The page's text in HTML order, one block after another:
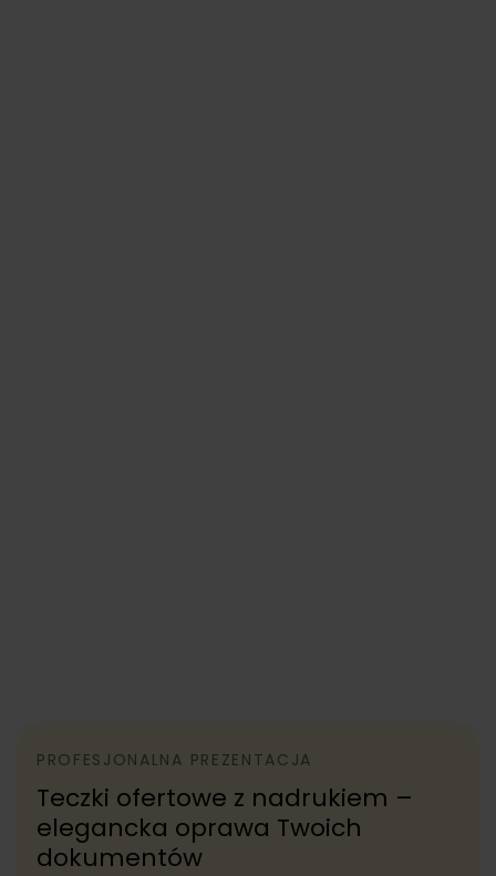
PROFESJONALNA PREZENTACJA
Teczki ofertowe z nadrukiem –
elegancka oprawa Twoich
dokumentów